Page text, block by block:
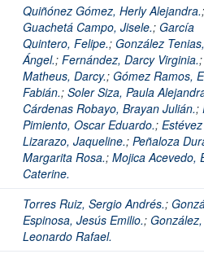
Quiñónez Gómez, Herly Alejandra.;
Guachetá Campo, Jisele.; García
Quintero, Felipe.; González
Ángel.; Fernández, Darcy Virginia.;
Matheus, Darcy.; Gómez Ramos,
Fabián.; Soler Siza, Paula
Cárdenas Robayo, Brayan Julián.;
Pimiento, Oscar Eduardo.; Estévez
Lizarazo, Jaqueline.; Peñaloza
Margarita Rosa.; Mojica Acevedo,
Caterine.
Torres Ruiz, Sergio Andrés.;
Espinosa, Jesús Emilio.; González,
Leonardo Rafael.